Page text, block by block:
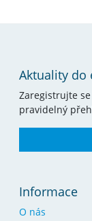
Aktuality do
Zaregistrujte
pravidelný
Informace
O nás